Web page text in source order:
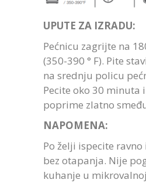
UPUTE ZA IZRADU:
Pećnicu zagrijte na
(350-390 ° F). Pite
na srednju policu
Pecite oko 30 minuta
poprime zlatno
NAPOMENA:
Po želji ispecite ravno
bez otapanja. Nije
kuhanje u